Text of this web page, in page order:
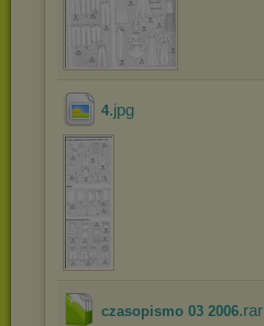
4.jpg
czasopismo 03 2006.rar